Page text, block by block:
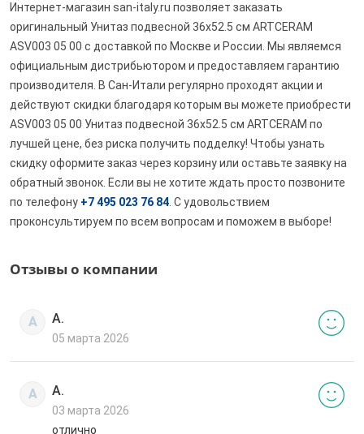
Интернет-магазин san-italy.ru позволяет заказать
оригинальный Унитаз подвесной 36х52.5 см ARTCERAM
ASV003 05 00 с доставкой по Москве и России. Мы являемся
официальным дистрибьютором и предоставляем гарантию
производителя. В Сан-Итали регулярно проходят акции и
действуют скидки благодаря которым вы можете приобрести
ASV003 05 00 Унитаз подвесной 36х52.5 см ARTCERAM по
лучшей цене, без риска получить подделку! Чтобы узнать
скидку оформите заказ через корзину или оставьте заявку на
обратный звонок. Если вы не хотите ждать просто позвоните
по телефону +7 495 023 76 84. С удовольствием
проконсультируем по всем вопросам и поможем в выборе!
Отзывы о компании
А А.
05 марта 2026
А А.
03 марта 2026
отлично